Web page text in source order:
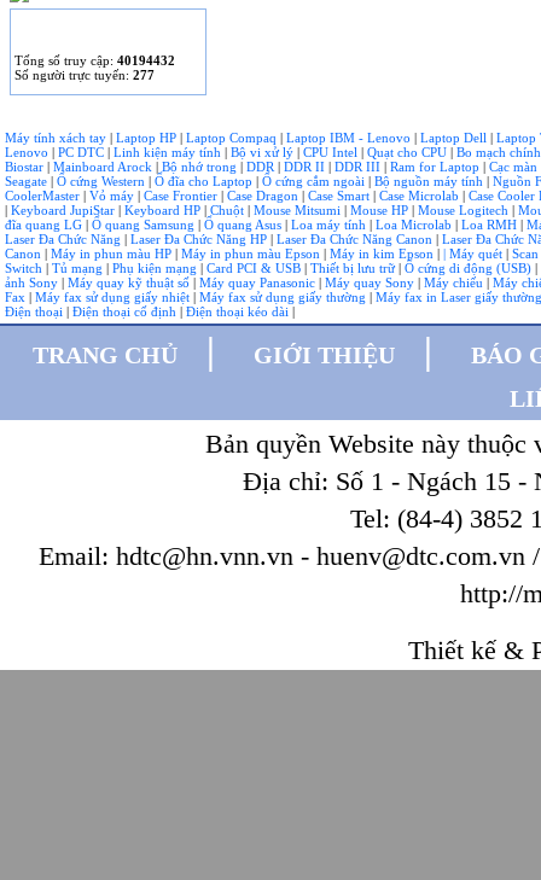
Tống số truy cập: 40194432
Số người trực tuyến: 277
Máy tính xách tay | Laptop HP | Laptop Compaq | Laptop IBM - Lenovo | Laptop Dell | Laptop
Lenovo | PC DTC | Linh kiện máy tính | Bộ vi xử lý | CPU Intel | Quạt cho CPU | Bo mạch
Biostar | Mainboard Arock | Bộ nhớ trong | DDR | DDR II | DDR III | Ram for Laptop | Cạc
Seagate | Ổ cứng Western | Ổ đĩa cho Laptop | Ổ cứng cắm ngoài | Bộ nguồn máy tính | Nguồn
CoolerMaster | Vỏ máy | Case Frontier | Case Dragon | Case Smart | Case Microlab | Case Cooler
| Keyboard JupiStar | Keyboard HP | Chuột | Mouse Mitsumi | Mouse HP | Mouse Logitech |
đĩa quang LG | Ổ quang Samsung | Ổ quang Asus | Loa máy tính | Loa Microlab | Loa RMH |
Laser Đa Chức Năng | Laser Đa Chức Năng HP | Laser Đa Chức Năng Canon | Laser Đa Chức
Canon | Máy in phun màu HP | Máy in phun màu Epson | Máy in kim Epson | | Máy quét |
Switch | Tủ mạng | Phụ kiện mạng | Card PCI & USB | Thiết bị lưu trữ| Ổ cứng di động (USB) |
ảnh Sony | Máy quay kỹ thuật số | Máy quay Panasonic | Máy quay Sony | Máy chiếu | Máy
Fax | Máy fax sử dụng giấy nhiệt | Máy fax sử dụng giấy thường | Máy fax in Laser giấy
Điện thoại | Điện thoại cố định | Điện thoại kéo dài |
TRANG CHỦ | GIỚI THIỆU |
BÁO
Bản quyền Website này thuộc
Địa chỉ: Số 1 - Ngách 15 -
Tel: (84-4) 3852
Email: hdtc@hn.vnn.vn -
http://
Thiết kế &